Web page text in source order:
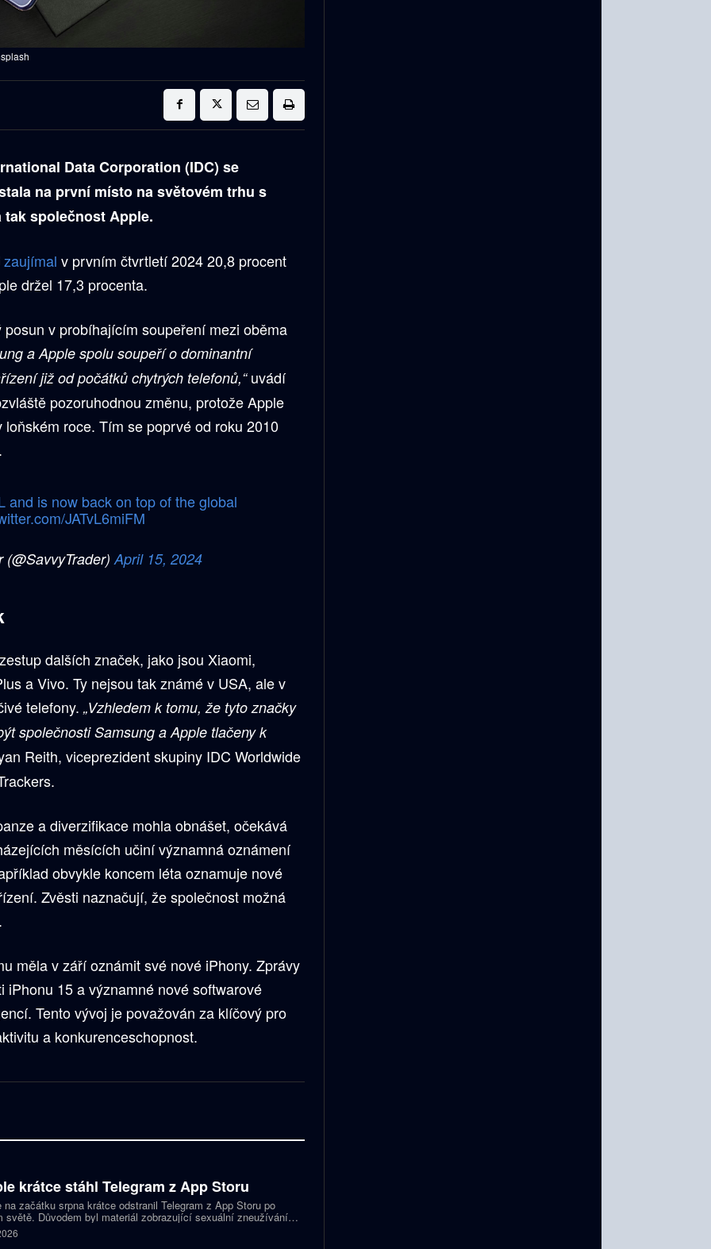
Data Corporation (IDC) se
na první místo na světovém trhu s
společnost Apple.
zaujímal v prvním čtvrtletí 2024 20,8 procent
držel 17,3 procenta.
v probíhajícím soupeření mezi oběma
a Apple spolu soupeří o dominantní
již od počátků chytrých telefonů,“uvádí
pozoruhodnou změnu, protože Apple
roce. Tím se poprvé od roku 2010
and is now back on top of the global
JATvL6miFM
(@SavvyTrader)April 15, 2024
dalších značek, jako jsou Xiaomi,
a Vivo. Ty nejsou tak známé v USA, ale v
telefony. „Vzhledem k tomu, že tyto značky
společnosti Samsung a Apple tlačeny k
Reith, viceprezident skupiny IDC Worldwide
a diverzifikace mohla obnášet, očekává
měsících učiní významná oznámení
obvykle koncem léta oznamuje nové
Zvěsti naznačují, že společnost možná
měla v září oznámit své nové iPhony. Zprávy
15 a významné nové softwarové
Tento vývoj je považován za klíčový pro
a konkurenceschopnost.
krátce stáhl Telegram z App Storu
na začátku srpna krátce odstranil Telegram z App Storu po
světě. Důvodem byl materiál zobrazující sexuální zneužívání
podle firmy sdílel jeden uživatel. Telegram účet rychle
a aplikace se ještě během stejného dne do obchodu vrátila.